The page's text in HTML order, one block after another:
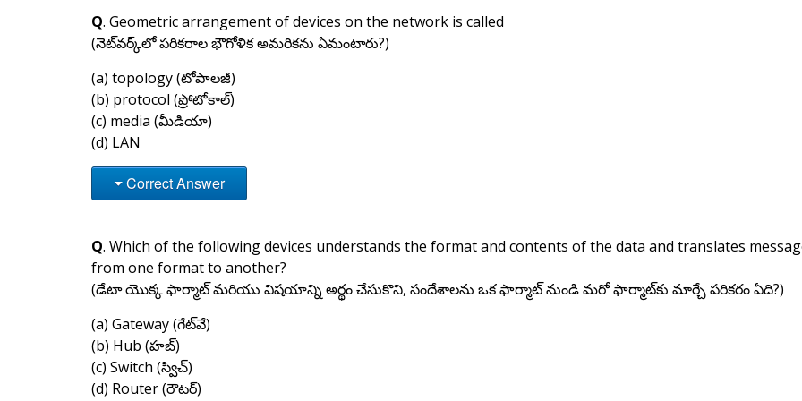
Q. Geometric arrangement of devices on the network is called
(నెట్‌వర్క్‌లో పరికరాల భౌగోళిక అమరికను ఏమంటారు?)
(a) topology (టోపాలజీ)
(b) protocol (ప్రోటోకాల్)
(c) media (మీడియా)
(d) LAN
Correct Answer
Q. Which of the following devices understands the format and contents of the data and translates
from one format to another?
(డేటా యొక్క ఫార్మాట్ మరియు విషయాన్ని అర్థం చేసుకొని, సందేశాలను ఒక ఫార్మాట్ నుండి మరో ఫార్మాట్‌కు మార్చే పరికరం ఏది?)
(a) Gateway (గేట్‌వే)
(b) Hub (హబ్)
(c) Switch (స్విచ్)
(d) Router (రౌటర్)